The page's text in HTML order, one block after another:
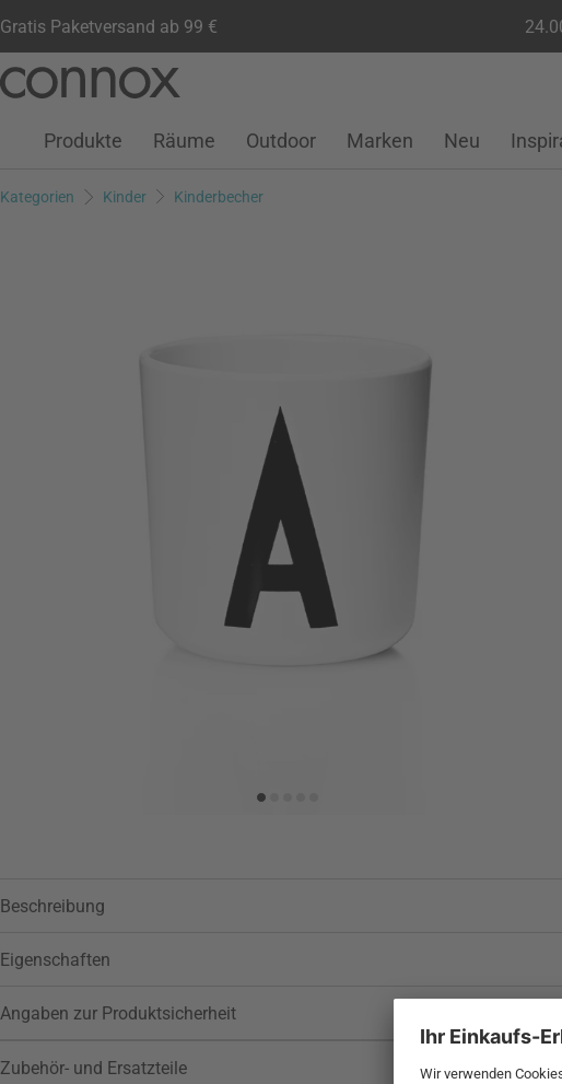
Gratis Paketversand ab 99 €
Seiteninhalt
Suchfeld
Kundenkonto
Wunschliste
Warenkorb
Produkte Räume Outdoor Marken Neu
Kategorien Kinder Kinderbecher
Beschreibung
Eigenschaften
Angaben zur Produktsicherheit
Zubehör- und Ersatzteile